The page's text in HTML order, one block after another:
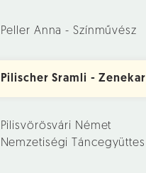
Peller Anna - Színművész
Pilischer Sramli - Zenekar
Pilisvörösvári Német
Nemzetiségi Táncegyüttes